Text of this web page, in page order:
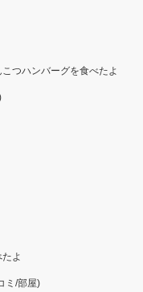
つハンバーグを食べたよ
よ
ミ/部屋)